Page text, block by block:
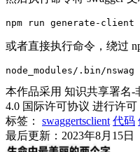
npm run generate-client
或者直接执行命令，绕过
node_modules/.bin/
本作品采用 知识共享署名
4.0 国际许可协议 进行许可
标签：
swaggertsclient 代码
最后更新：2023年8月15日